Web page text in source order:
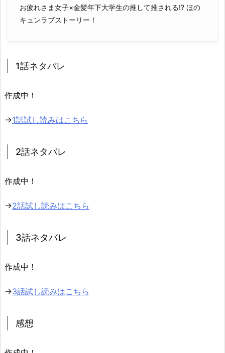
お疲れさま女子×金髪年下大学生の推して推される!? ほの
キュンラブストーリー！
1話ネタバレ
作成中！
→1話試し読みはこちら
2話ネタバレ
作成中！
→2話試し読みはこちら
3話ネタバレ
作成中！
→3話試し読みはこちら
感想